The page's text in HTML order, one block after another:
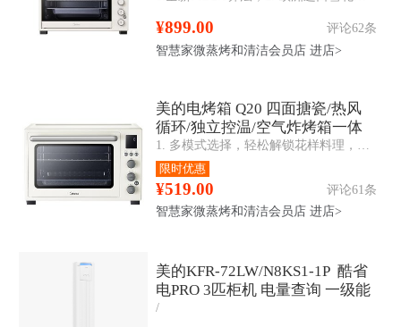
¥899.00
评论62条
智慧家微蒸烤和清洁会员店 进店>
美的电烤箱 Q20 四面搪瓷/热风
循环/独立控温/空气炸烤箱一体
PT4012W二代
1. 多模式选择，轻松解锁花样料理，烧烤、烘焙、空气炸、旋转烤、发酵、热风；2. 行业领先PID2.0算法，精准控温±5℃；3. 立体热风烘烤，受热更均匀；
限时优惠
¥519.00
评论61条
智慧家微蒸烤和清洁会员店 进店>
美的KFR-72LW/N8KS1-1P 酷省
电PRO 3匹柜机 电量查询 一级能
效
/